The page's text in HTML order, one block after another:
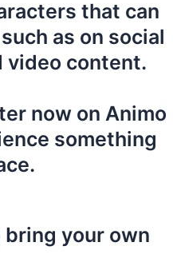
that can
as on social
video content.
now on Animo
something
your own